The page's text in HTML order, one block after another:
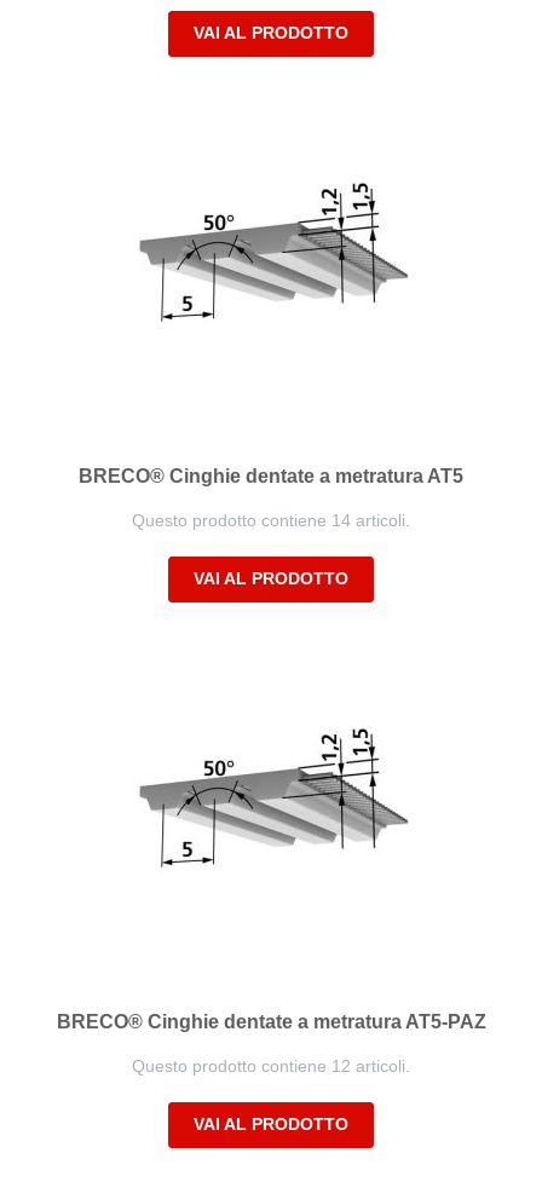
VAI AL PRODOTTO
BRECO® Cinghie dentate a metratura AT5
Questo prodotto contiene 14 articoli.
VAI AL PRODOTTO
BRECO® Cinghie dentate a metratura AT5-PAZ
Questo prodotto contiene 12 articoli.
VAI AL PRODOTTO